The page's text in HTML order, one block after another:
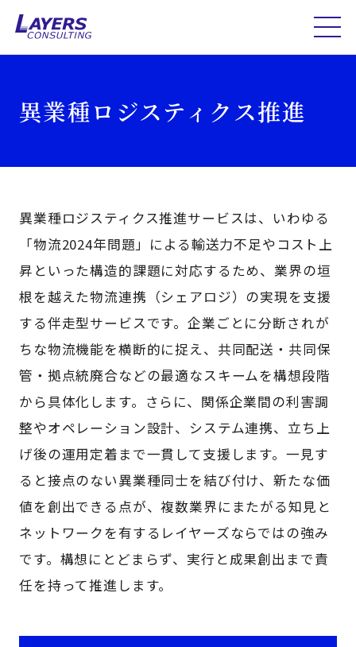
異業種ロジスティクス推進
異業種ロジスティクス推進サービスは、いわゆる
「物流2024年問題」による輸送力不足やコスト上
昇といった構造的課題に対応するため、業界の垣
根を越えた物流連携（シェアロジ）の実現を支援
する伴走型サービスです。企業ごとに分断されが
ちな物流機能を横断的に捉え、共同配送・共同保
管・拠点統廃合などの最適なスキームを構想段階
から具体化します。さらに、関係企業間の利害調
整やオペレーション設計、システム連携、立ち上
げ後の運用定着まで一貫して支援します。一見す
ると接点のない異業種同士を結び付け、新たな価
値を創出できる点が、複数業界にまたがる知見と
ネットワークを有するレイヤーズならではの強み
です。構想にとどまらず、実行と成果創出まで責
任を持って推進します。